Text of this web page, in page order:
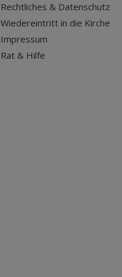
Rechtliches & Datenschutz
Wiedereintritt in die Kirche
Impressum
Rat & Hilfe